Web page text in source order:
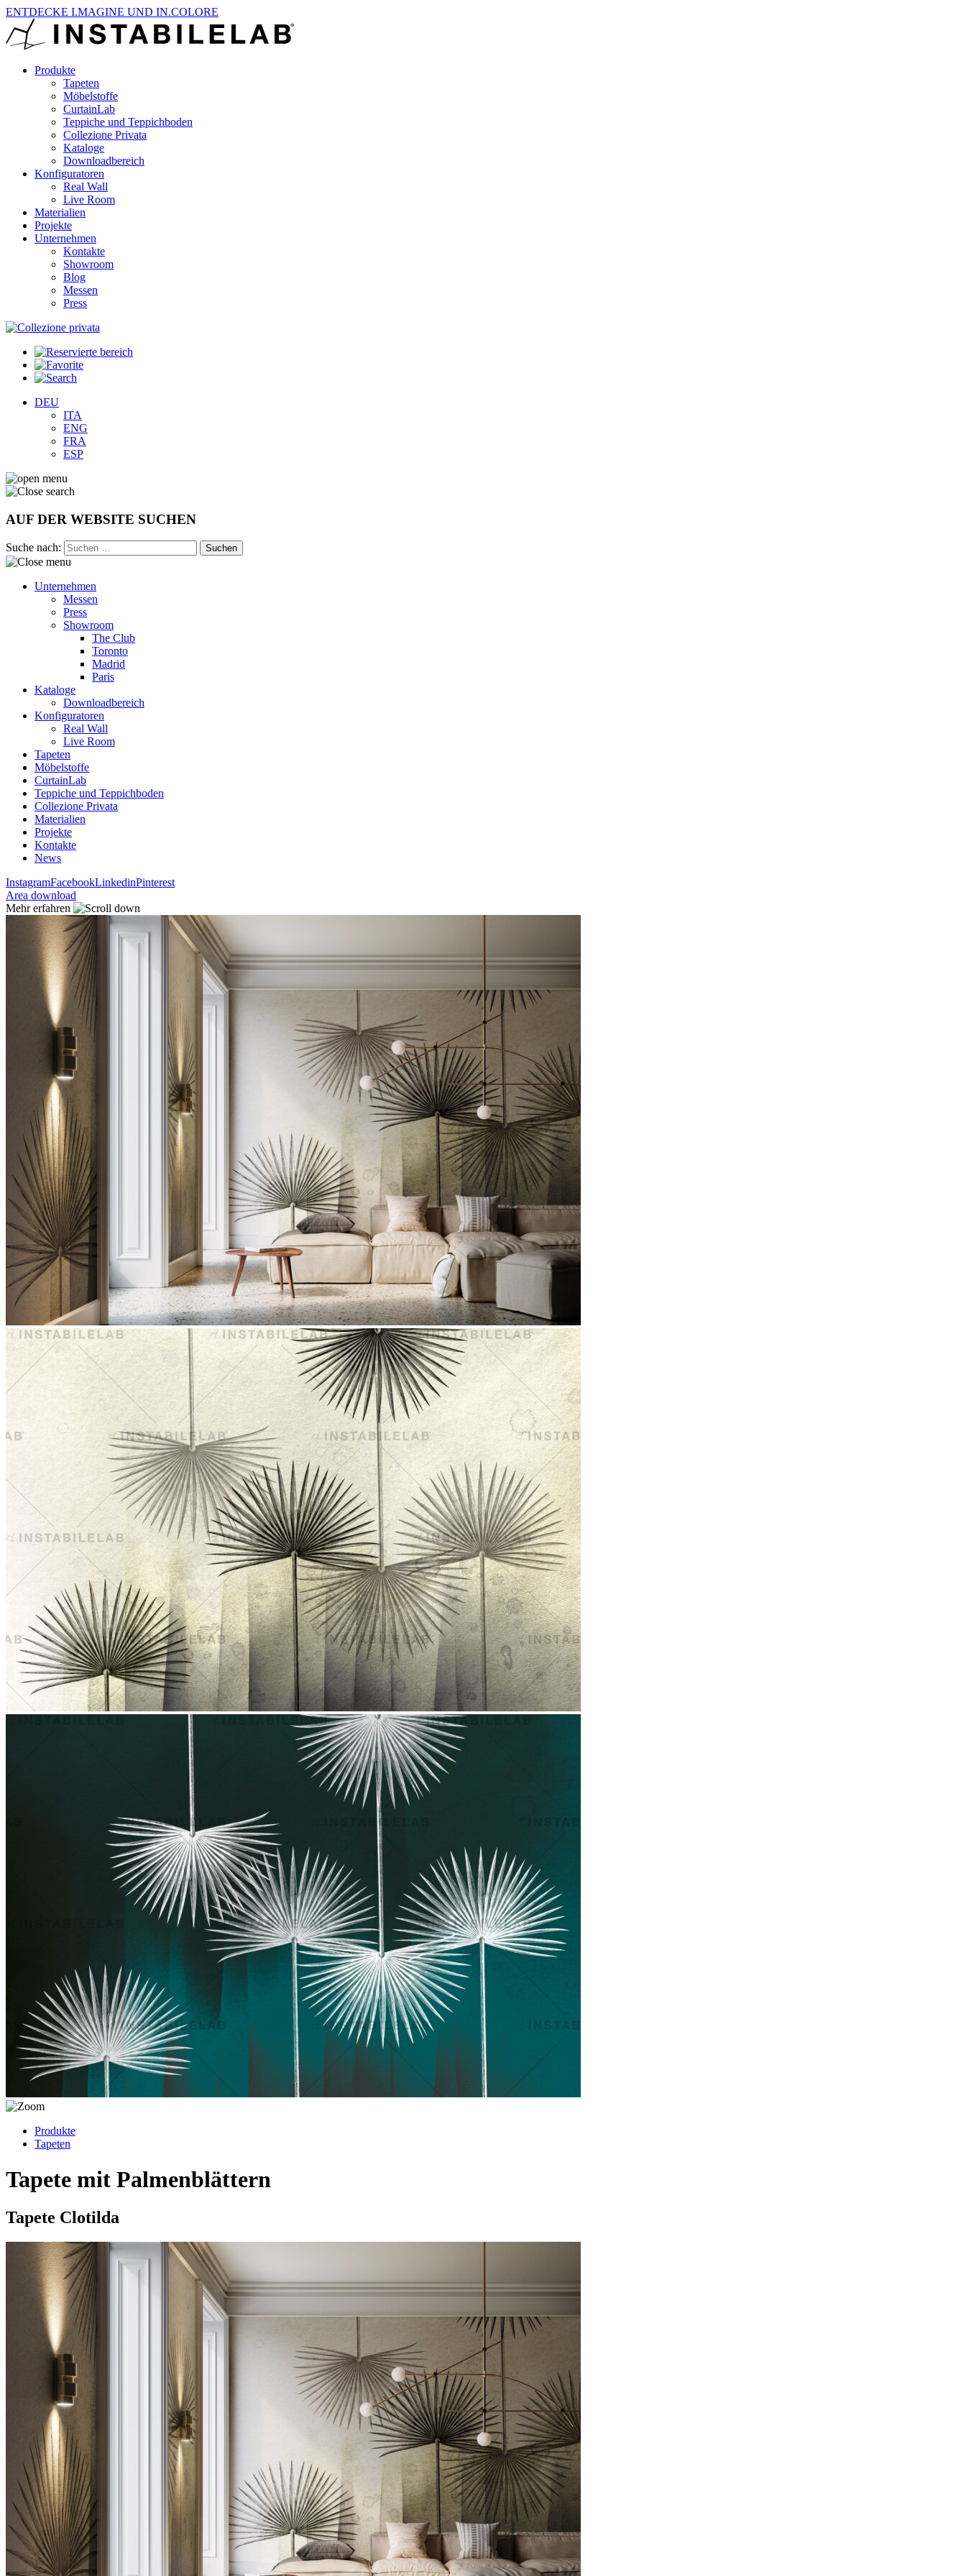
ENTDECKE I.MAGINE UND IN.COLORE
Produkte
Tapeten
Möbelstoffe
CurtainLab
Teppiche und Teppichboden
Collezione Privata
Kataloge
Downloadbereich
Konfiguratoren
Real Wall
Live Room
Materialien
Projekte
Unternehmen
Kontakte
Showroom
Blog
Messen
Press
DEU
ITA
ENG
FRA
ESP
AUF DER WEBSITE SUCHEN
Suche nach:
Unternehmen
Messen
Press
Showroom
The Club
Toronto
Madrid
Paris
Kataloge
Downloadbereich
Konfiguratoren
Real Wall
Live Room
Tapeten
Möbelstoffe
CurtainLab
Teppiche und Teppichboden
Collezione Privata
Materialien
Projekte
Kontakte
News
InstagramFacebookLinkedinPinterest
Area download
Mehr erfahren
Produkte
Tapeten
Tapete mit Palmenblättern
Tapete Clotilda